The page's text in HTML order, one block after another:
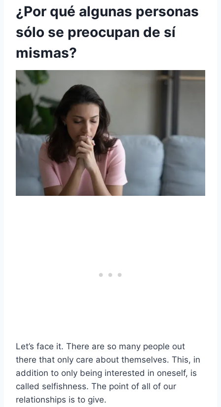
¿Por qué algunas personas
sólo se preocupan de sí
mismas?
Let’s face it. There are so many people out
there that only care about themselves. This, in
addition to only being interested in oneself, is
called selfishness. The point of all of our
relationships is to give.